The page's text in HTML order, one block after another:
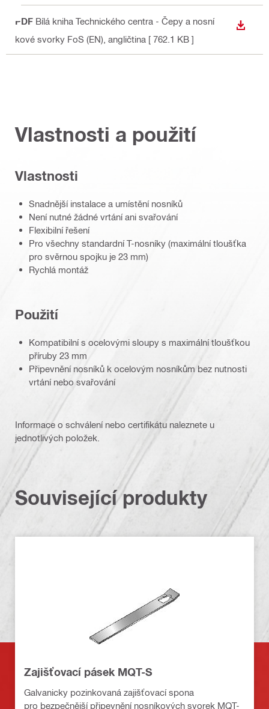
PDF Bílá kniha Technického centra - Čepy a nosní
kové svorky FoS (EN) , angličtina [ 762.1 KB ]
Vlastnosti a použití
Vlastnosti
Snadnější instalace a umístění nosníků
Není nutné žádné vrtání ani svařování
Flexibilní řešení
Pro všechny standardní T-nosníky (maximální tloušťka
pro svěrnou spojku je 23 mm)
Rychlá montáž
Použití
Kompatibilní s ocelovými sloupy s maximální tloušťkou
příruby 23 mm
Připevnění nosníků k ocelovým nosníkům bez nutnosti
vrtání nebo svařování
Informace o schválení nebo certifikátu naleznete u
jednotlivých položek.
Související produkty
Zajišťovací pásek MQT-S
Galvanicky pozinkovaná zajišťovací spona
pro bezpečnější připevnění nosníkových svorek MQT-